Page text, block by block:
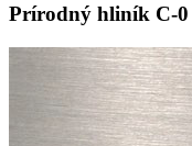
Prírodný hliník C-0